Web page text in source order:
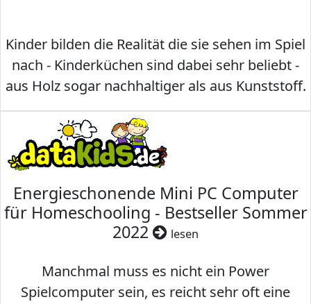
Kinder bilden die Realität die sie sehen im Spiel
nach - Kinderküchen sind dabei sehr beliebt -
aus Holz sogar nachhaltiger als aus Kunststoff.
Energieschonende Mini PC Computer
für Homeschooling - Bestseller Sommer
2022
lesen
Manchmal muss es nicht ein Power
Spielcomputer sein, es reicht sehr oft eine